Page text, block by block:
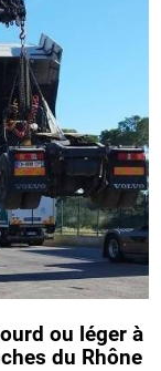
ou léger à
du Rhône